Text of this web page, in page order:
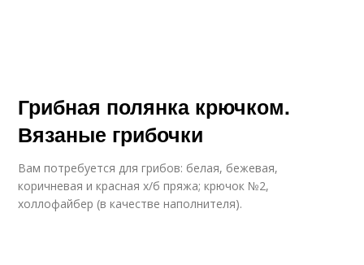
Грибная полянка крючком.
Вязаные грибочки
Вам потребуется для грибов: белая, бежевая,
коричневая и красная х/б пряжа; крючок №2,
холлофайбер (в качестве наполнителя).